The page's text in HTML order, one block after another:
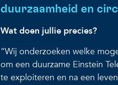
duurzaamheid en
Wat doen jullie precies?
“Wij onderzoeken welke
om een duurzame Einstein
te exploiteren en na een